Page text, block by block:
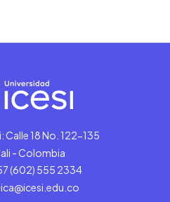
Calle 18 No. 122-135
- Colombia
(602) 555 2334